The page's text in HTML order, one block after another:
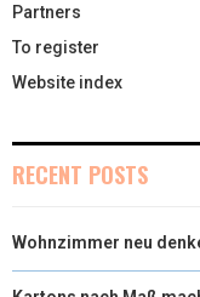
Partners
To register
Website index
RECENT POSTS
Wohnzimmer neu